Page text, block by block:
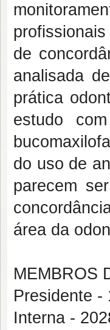
de
analisada
prática
estudo
do uso de
parecem
área da
MEMBROS
Presidente -
Interna -